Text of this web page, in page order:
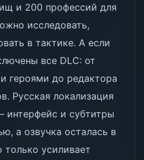
и 200 профессий для
исследовать,
в тактике. А если
все DLC: от
героями до редактора
Русская локализация
интерфейс и субтитры
а озвучка осталась в
только усиливает